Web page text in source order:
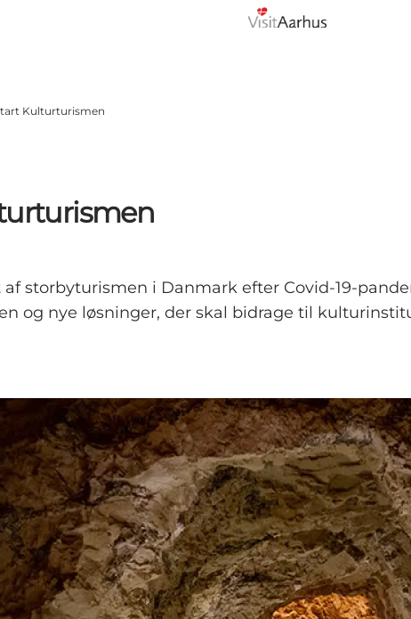
Kulturturismen
storbyturismen i Danmark efter Covid-19-
og nye løsninger, der skal bidrage til